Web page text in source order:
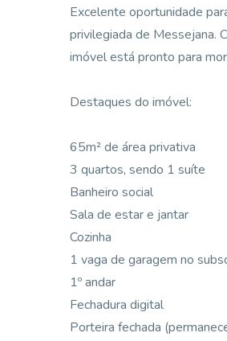
Excelente oportunidade
privilegiada de Messejana.
imóvel está pronto para
Destaques do imóvel:
65m² de área privativa
3 quartos, sendo 1 suíte
Banheiro social
Sala de estar e jantar
Cozinha
1 vaga de garagem no
1º andar
Fechadura digital
Porteira fechada